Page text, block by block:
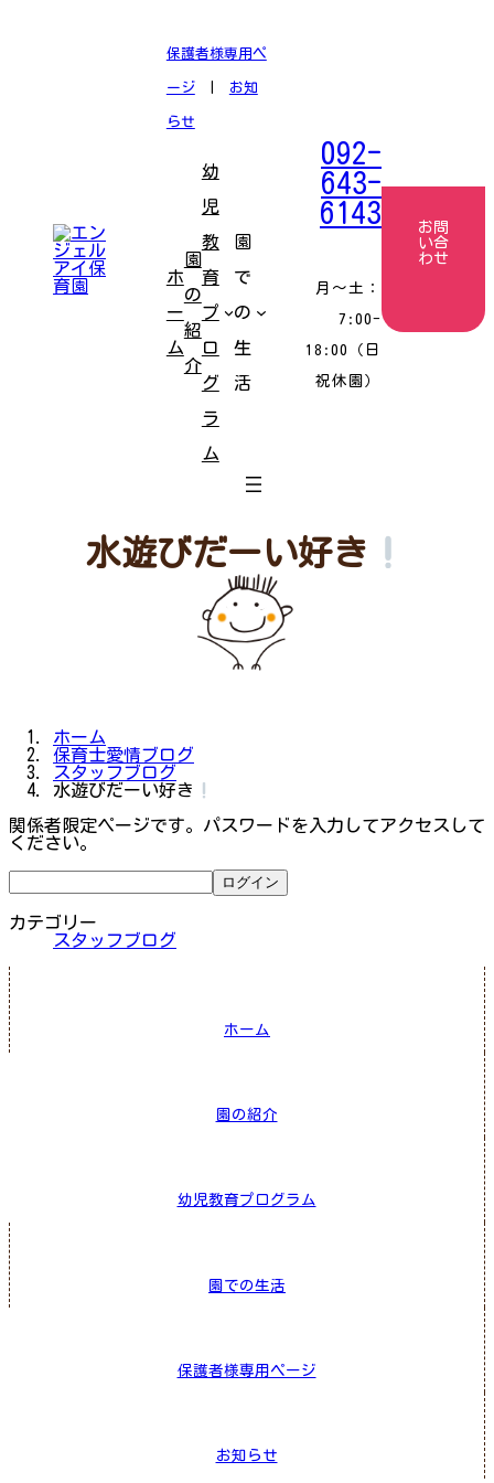
保護者様専用ペ
ージ| お知
らせ
ホ
ー
ム
園
の
紹
介
幼
児
教
育
プ
ロ
グ
ラ
ム
園
で
の
生
活
092-
643-
6143
月〜土：
7:00-
18:00（日
祝休園）
お問
い合
わせ
水遊びだーい好き
ホーム
保育士愛情ブログ
スタッフブログ
水遊びだーい好き
関係者限定ページです。パスワードを入力してアクセスして
ください。
カテゴリー
スタッフブログ
ホーム
園の紹介
幼児教育プログラム
園での生活
保護者様専用ページ
お知らせ